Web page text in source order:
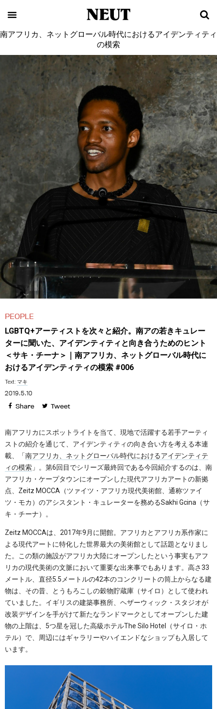
南アフリカ、ネットグローバル時代におけるアイデンティティ
の模索
PEOPLE
LGBTQ+アーティストを次々と紹介。南アの若きキュレー
ターに聞いた、アイデンティティと向き合うためのヒント
＜サキ・チーナ＞｜南アフリカ、ネットグローバル時代に
おけるアイデンティティの模索 #006
Text: マキ
2019.5.10
Share Tweet
南アフリカにスポットライトを当て、現地で活躍する若手アーティ
ストの紹介を通じて、アイデンティティの向き合い方を考える本連
載、「南アフリカ、ネットグローバル時代におけるアイデンティテ
ィの模索 」。第6回目でシリーズ最終回である今回紹介するのは、南
アフリカ・ケープタウンにオープンした現代アフリカアートの新拠
点、Zeitz MOCCA（ツァイツ・アフリカ現代美術館、通称ツァイ
ツ・モカ）のアシスタント・キュレーターを務めるSakhi Gcina（サ
キ・チーナ）。
Zeitz MOCCAは、2017年9月に開館。アフリカとアフリカ系作家に
よる現代アートに特化した世界最大の美術館として話題となりまし
た。この類の施設がアフリカ大陸にオープンしたという事実もアフ
リカの現代美術の文脈において重要な出来事でもあります。高さ33
メートル、直径5.5メートルの42本のコンクリートの筒上からなる建
物は、その昔、とうもろこしの穀物貯蔵庫（サイロ）として使われ
ていました。イギリスの建築事務所、ヘザーウィック・スタジオが
改装デザインを手がけて新たなランドマークとしてオープンした建
物の上階は、5つ星を冠した高級ホテルThe Silo Hotel（サイロ・ホ
テル）で、周辺にはギャラリーやハイエンドなショップも入居して
います。